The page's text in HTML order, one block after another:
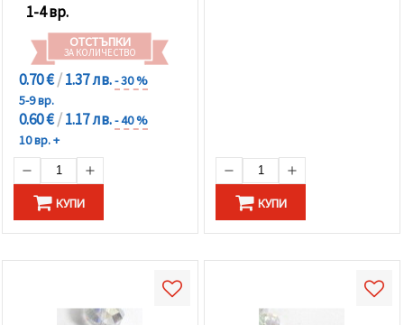
1-4 вр.
ОТСТЪПКИ
ЗА КОЛИЧЕСТВО
0.70 €/1.37 лв.- 30 %
5-9 вр.
0.60 €/1.17 лв.- 40 %
10 вр. +
КУПИ КУПИ